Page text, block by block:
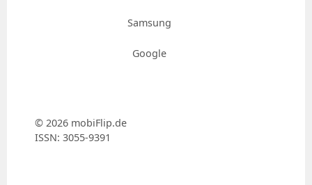
Samsung
Google
© 2026 mobiFlip.de
ISSN: 3055-9391